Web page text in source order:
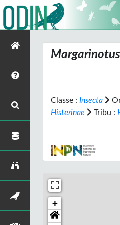
Classe : Insecta
Histerinae
Tribu :
+